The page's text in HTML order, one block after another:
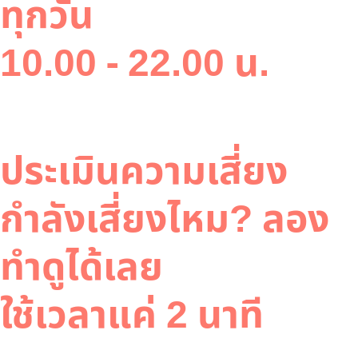
ทุกวัน
10.00 - 22.00 น.
ประเมินความเสี่ยง
กำลังเสี่ยงไหม? ลอง
ทำดูได้เลย
ใช้เวลาแค่ 2 นาที